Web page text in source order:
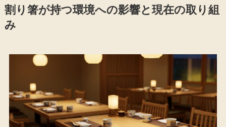
割り箸が持つ環境への影響と現在の取り組
み